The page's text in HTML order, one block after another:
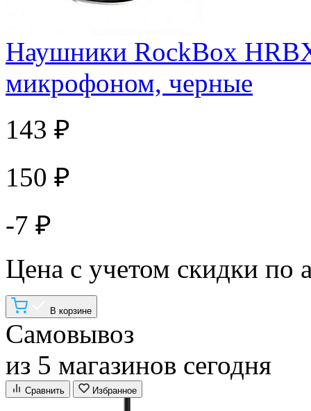
Наушники RockBox
микрофоном, черные
143 ₽
150 ₽
-7 ₽
Цена с учетом скидки по
В корзине
Самовывоз
из 5 магазинов сегодня
Сравнить Избранное